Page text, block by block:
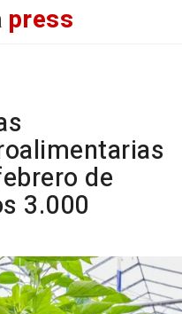
press
de
3.000